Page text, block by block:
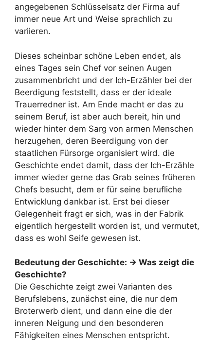
angegebenen Schlüsselsatz der Firma auf
immer neue Art und Weise sprachlich zu
variieren.
Dieses scheinbar schöne Leben endet, als
eines Tages sein Chef vor seinen Augen
zusammenbricht und der Ich-Erzähler bei der
Beerdigung feststellt, dass er der ideale
Trauerredner ist. Am Ende macht er das zu
seinem Beruf, ist aber auch bereit, hin und
wieder hinter dem Sarg von armen Menschen
herzugehen, deren Beerdigung von der
staatlichen Fürsorge organisiert wird. die
Geschichte endet damit, dass der Ich-Erzähle
immer wieder gerne das Grab seines früheren
Chefs besucht, dem er für seine berufliche
Entwicklung dankbar ist. Erst bei dieser
Gelegenheit fragt er sich, was in der Fabrik
eigentlich hergestellt worden ist, und vermutet,
dass es wohl Seife gewesen ist.
Bedeutung der Geschichte: -> Was zeigt die
Geschichte?
Die Geschichte zeigt zwei Varianten des
Berufslebens, zunächst eine, die nur dem
Broterwerb dient, und dann eine die der
inneren Neigung und den besonderen
Fähigkeiten eines Menschen entspricht.